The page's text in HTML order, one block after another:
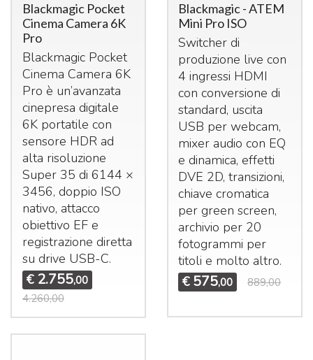
Blackmagic Pocket
Cinema Camera 6K
Pro
Blackmagic Pocket
Cinema Camera 6K
Pro è un’avanzata
cinepresa digitale
6K portatile con
sensore HDRad
alta risoluzione
Super 35 di 6144 ×
3456, doppio ISO
nativo, attacco
obiettivo EF e
registrazione diretta
su drive USB-C.
€ 2.755,00
4.260,00
Blackmagic - ATEM
Mini Pro ISO
Switcher di
produzione live con
4 ingressi HDMI
con conversione di
standard, uscita
USB per webcam,
mixer audio con EQ
e dinamica, effetti
DVE 2D, transizioni,
chiave cromatica
per green screen,
archivio per 20
fotogrammi per
titoli e molto altro.
€ 575,00 889,00